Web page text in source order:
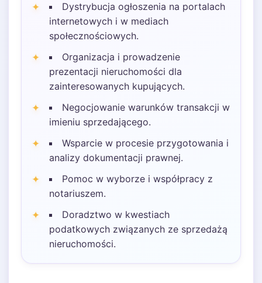
Dystrybucja ogłoszenia na portalach
internetowych i w mediach
społecznościowych.
Organizacja i prowadzenie
prezentacji nieruchomości dla
zainteresowanych kupujących.
Negocjowanie warunków transakcji w
imieniu sprzedającego.
Wsparcie w procesie przygotowania i
analizy dokumentacji prawnej.
Pomoc w wyborze i współpracy z
notariuszem.
Doradztwo w kwestiach
podatkowych związanych ze sprzedażą
nieruchomości.